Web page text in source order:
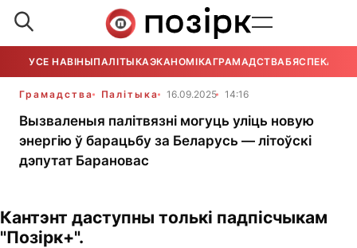
УСЕ НАВІНЫПАЛІТЫКАЭКАНОМІКАГРАМАДСТВАБЯСПЕКА
Грамадства Палітыка 16.09.2025 14:16
Вызваленыя палітвязні могуць уліць новую
энергію ў барацьбу за Беларусь — літоўскі
дэпутат Барановас
Кантэнт даступны толькі падпісчыкам
"Позірк+".